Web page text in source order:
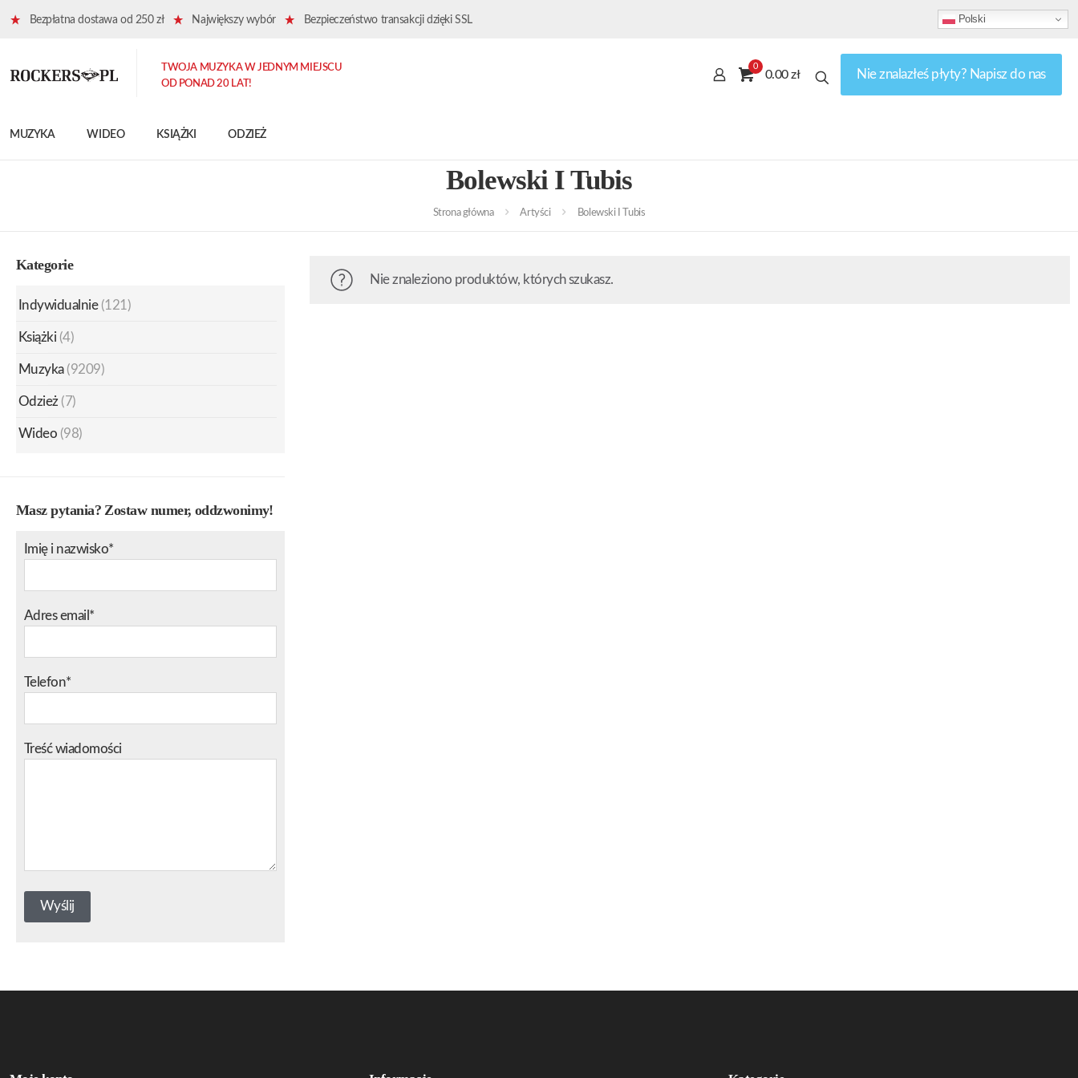
Bezpłatna dostawa od 250 zł Największy wybór Bezpieczeństwo transakcji dzięki SSL Polski
MUZYKA WIDEO KSIĄŻKI ODZIEŻ
TWOJA MUZYKA W JEDNYM MIEJSCU
OD PONAD 20 LAT!
0
0.00 zł Nie znalazłeś płyty? Napisz do nas
Bolewski I Tubis
Strona główna Artyści Bolewski I Tubis
Nie znaleziono produktów, których szukasz.
Kategorie
Indywidualnie (121)
Książki (4)
Muzyka (9209)
Odzież (7)
Wideo (98)
Masz pytania? Zostaw numer, oddzwonimy!
Imię i nazwisko*
Adres email*
Telefon*
Treść wiadomości